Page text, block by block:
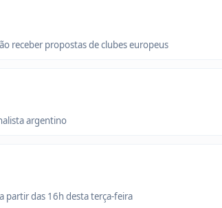
receber propostas de clubes europeus
argentino
partir das 16h desta terça-feira